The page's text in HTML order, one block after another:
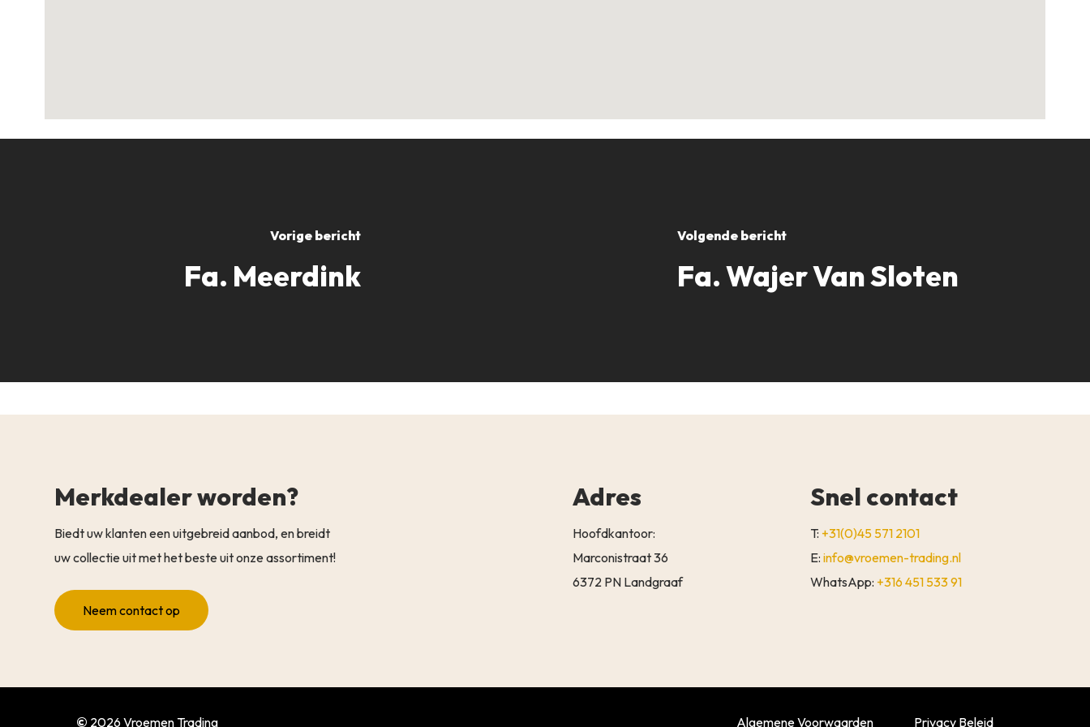
Vorige bericht
Fa. Meerdink
Volgende bericht
Fa. Wajer Van Sloten
Merkdealer worden?
Biedt uw klanten een uitgebreid aanbod, en breidt
uw collectie uit met het beste uit onze assortiment!
Neem contact op
Adres
Hoofdkantoor:
Marconistraat 36
6372 PN Landgraaf
Snel contact
T: +31(0)45 571 2101
E:info@vroemen-trading.nl
WhatsApp: +316 451 533 91
© 2026Vroemen Trading Algemene Voorwaarden Privacy Beleid